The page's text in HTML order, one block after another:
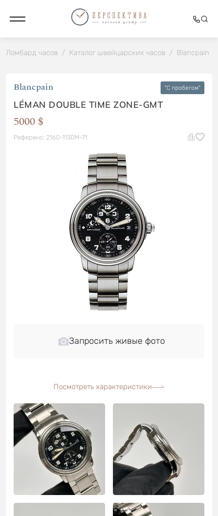
Ломбард часов / Каталог швейцарских часов / Blancpain
Blancpain "C пробегом"
LÉMAN DOUBLE TIME ZONE-GMT
5000 $
Референс: 2160-1130M-71
Запросить живые фото
Посмотреть характеристики